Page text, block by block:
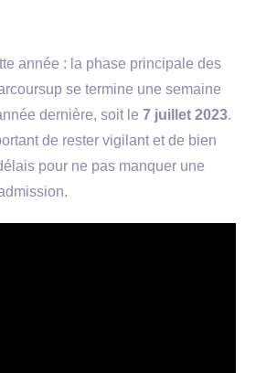
année : la phase principale des
se termine une semaine
dernière, soit le 7 juillet 2023.
de rester vigilant et de bien
pour ne pas manquer une